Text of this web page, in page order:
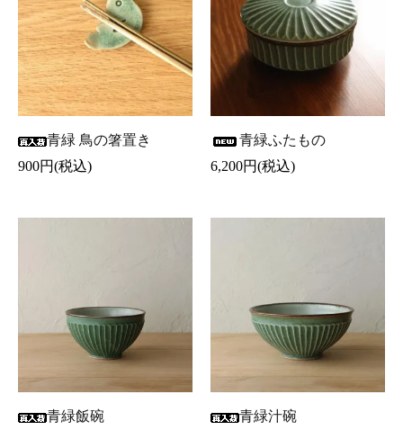
青緑 鳥の箸置き
900円(税込)
青緑ふたもの
6,200円(税込)
青緑飯碗
青緑汁碗